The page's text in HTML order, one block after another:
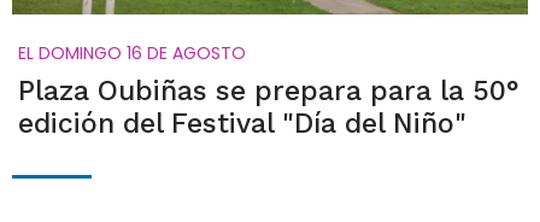
EL DOMINGO 16 DE AGOSTO
Plaza Oubiñas se prepara para la 50°
edición del Festival "Día del Niño"